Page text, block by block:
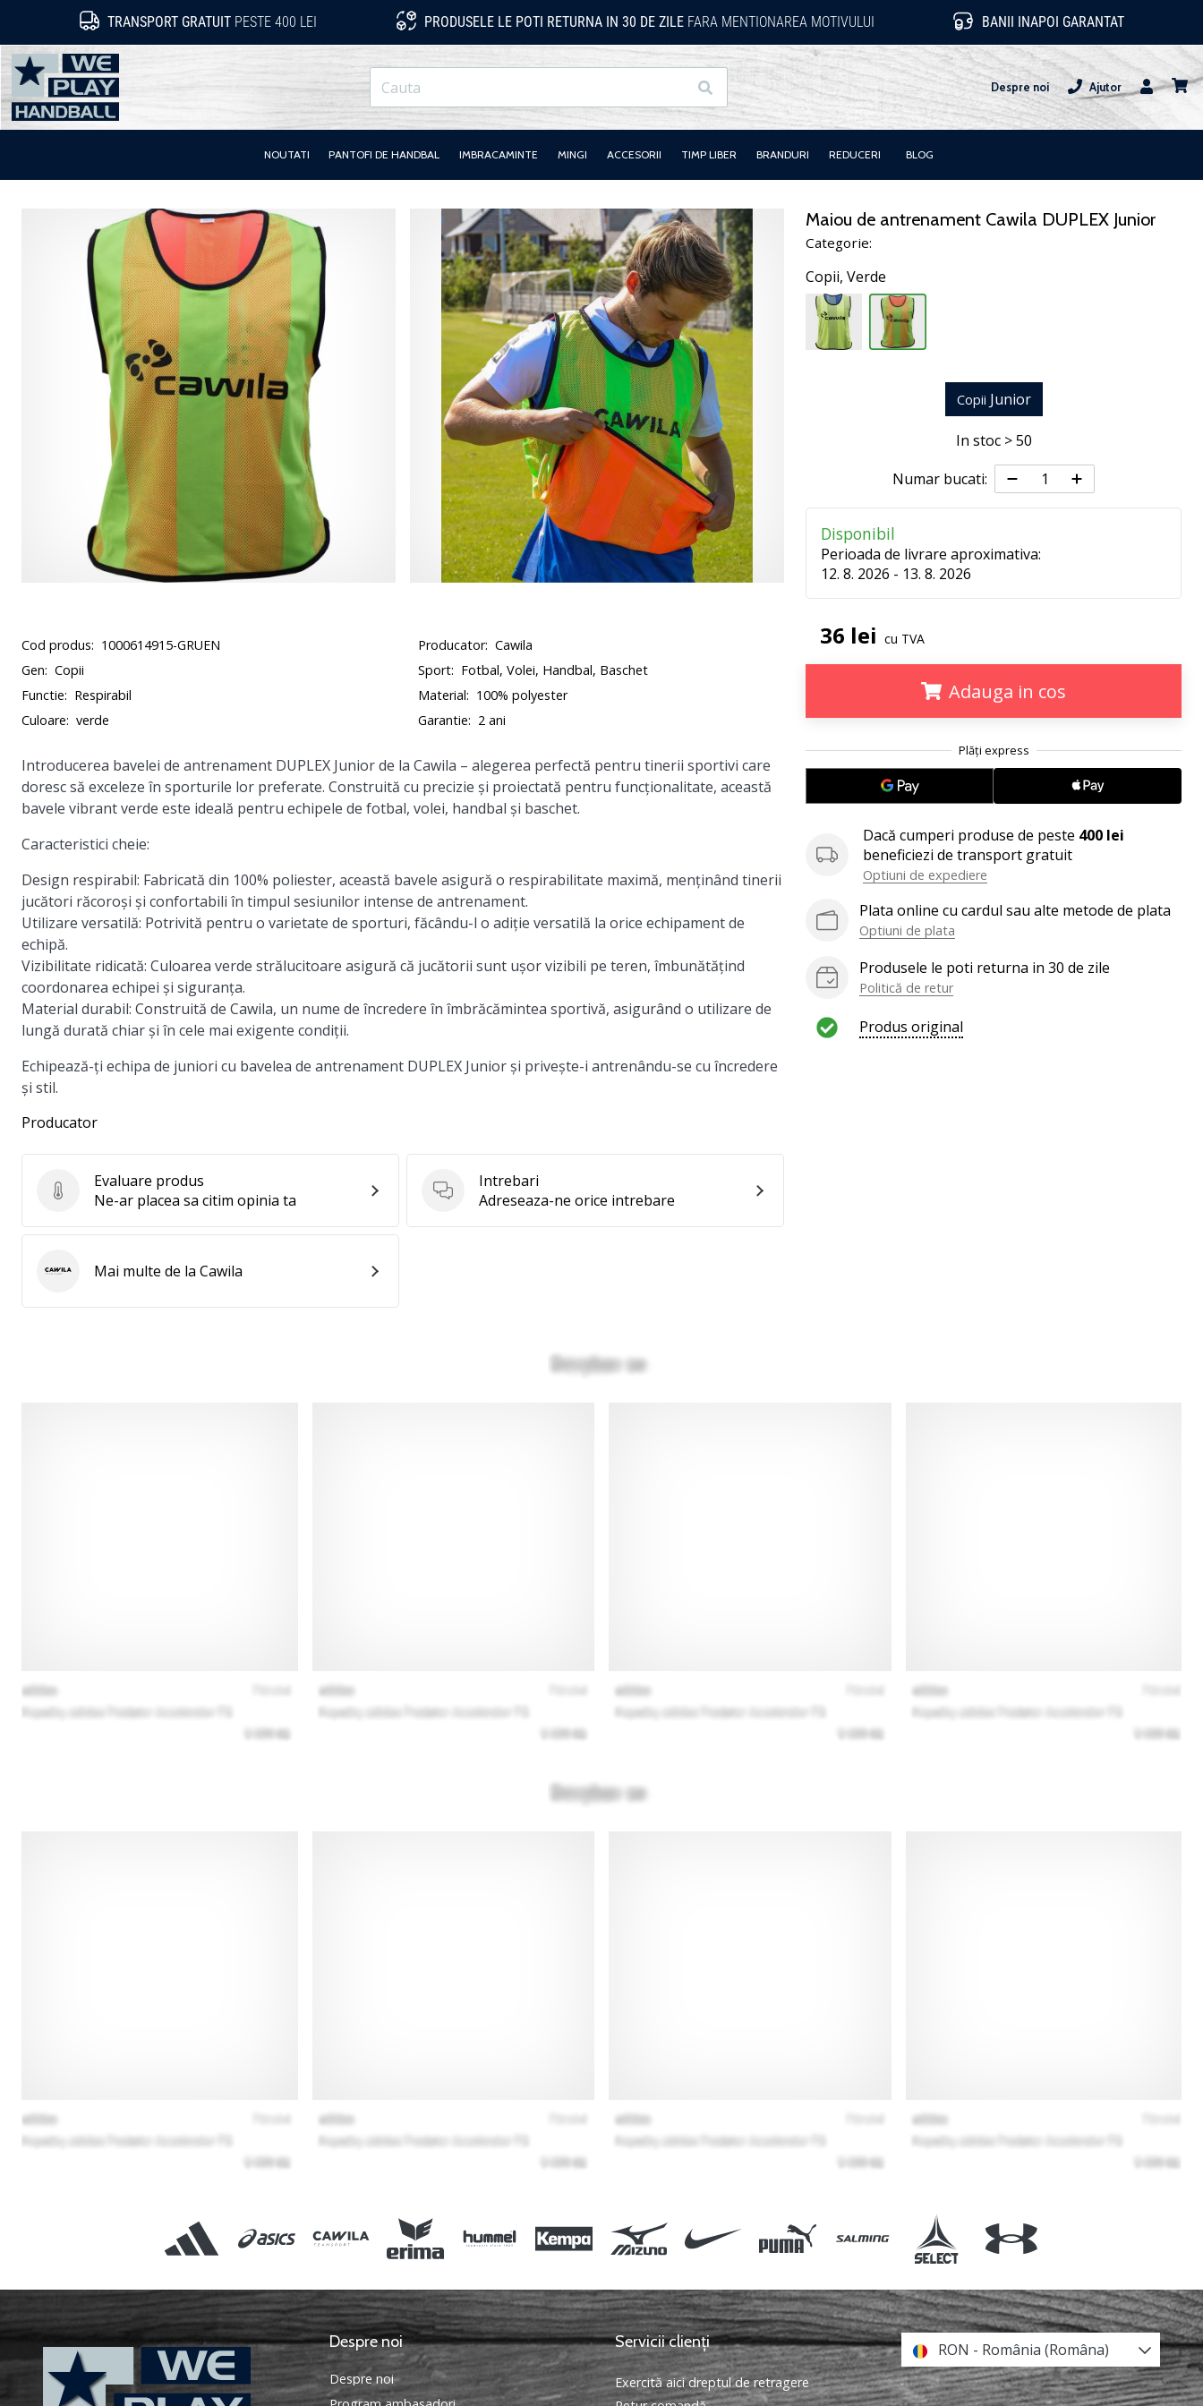
TRANSPORT GRATUITPESTE 400 LEI PRODUSELE LE POTI RETURNA IN 30 DE ZILEFARA MENTIONAREA MOTIVULUI BANII INAPOI GARANTAT
WePlayHandball.ro
Cauta Despre noi
Ajutor
Utilizator
NOUTATI PANTOFI DE HANDBAL IMBRACAMINTE MINGI ACCESORII TIMP LIBER BRANDURI REDUCERI BLOG
Maiou de antrenament Cawila DUPLEX Junior
Categorie:
Copii, Verde
Copii Junior
In stoc > 50
Numar bucati:
Disponibil
Perioada de livrare aproximativa:
12. 8. 2026 - 13. 8. 2026
36 lei cu TVA
Adauga in cos
Dacă cumperi produse de peste 400 lei
beneficiezi de transport gratuit
Optiuni de expediere
Plata online cu cardul sau alte metode de plata
Optiuni de plata
Produsele le poti returna in 30 de zile
Politică de retur
Produs original
Cod produs: 1000614915-GRUEN Producator: Cawila
Gen: Copii Sport: Fotbal, Volei, Handbal, Baschet
Functie: Respirabil Material: 100% polyester
Culoare: verde Garantie: 2 ani
Introducerea bavelei de antrenament DUPLEX Junior de la Cawila – alegerea perfectă pentru tinerii sportivi care
doresc să exceleze în sporturile lor preferate. Construită cu precizie și proiectată pentru funcționalitate, această
bavele vibrant verde este ideală pentru echipele de fotbal, volei, handbal și baschet.
Caracteristici cheie:
Design respirabil: Fabricată din 100% poliester, această bavele asigură o respirabilitate maximă, menținând tinerii
jucători răcoroși și confortabili în timpul sesiunilor intense de antrenament.
Utilizare versatilă: Potrivită pentru o varietate de sporturi, făcându-l o adiție versatilă la orice echipament de
echipă.
Vizibilitate ridicată: Culoarea verde strălucitoare asigură că jucătorii sunt ușor vizibili pe teren, îmbunătățind
coordonarea echipei și siguranța.
Material durabil: Construită de Cawila, un nume de încredere în îmbrăcămintea sportivă, asigurând o utilizare de
lungă durată chiar și în cele mai exigente condiții.
Echipează-ți echipa de juniori cu bavelea de antrenament DUPLEX Junior și privește-i antrenându-se cu încredere
și stil.
Producator
Evaluare produs
Evaluare produs
Ne-ar placea sa citim opinia ta
Intrebari
Intrebari
Adreseaza-ne orice intrebare
CawilaMai multe de la Cawila
Despre noi
Despre noi
Servicii clienți
Exercită aici dreptul de retragere
RON - România (Româna)